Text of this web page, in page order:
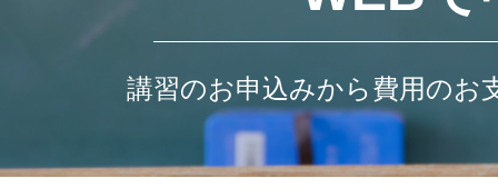
講習のお申込みから費用のお